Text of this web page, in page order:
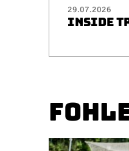
29.07.2026
INSIDE